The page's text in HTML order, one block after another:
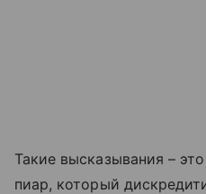
Такие высказывания –
пиар, который